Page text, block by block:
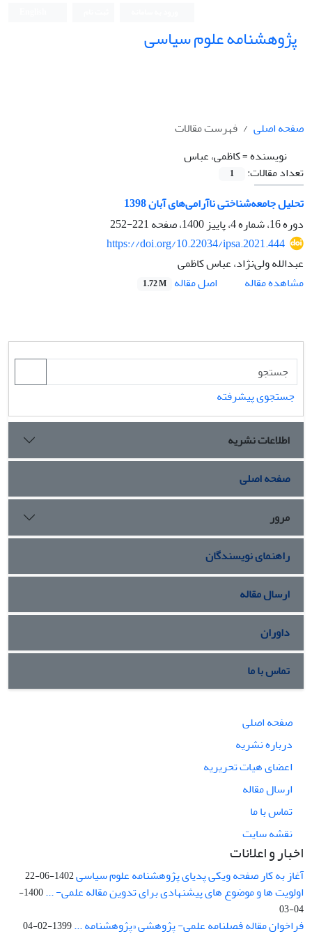
پژوهشنامه علوم سیاسی
صفحه اصلی
فهرست مقالات
نویسنده =کاظمی، عباس
تعداد مقالات:
1
تحلیل جامعه‌شناختی ناآرامی‌های آبان 1398
دوره 16، شماره 4، پاییز 1400، صفحه
221-252
https://doi.org/10.22034/ipsa.2021.444
عبدالله ولی‌نژاد، عباس کاظمی
مشاهده مقاله
اصل مقاله 1.72 M
جستجوی پیشرفته
اطلاعات نشریه
صفحه اصلی
مرور
راهنمای نویسندگان
ارسال مقاله
داوران
تماس با ما
صفحه اصلی
درباره نشریه
اعضای هیات تحریریه
ارسال مقاله
تماس با ما
نقشه سایت
اخبار و اعلانات
آغاز به کار صفحه ویکی پدیای پژوهشنامه علوم سیاسی1402-06-22
اولویت ها و موضوع های پیشنهادی برای تدوین مقاله علمی- ...
1400-
04-03
فراخوان مقاله فصلنامه علمی- پژوهشی «پژوهشنامه ...1399-02-04